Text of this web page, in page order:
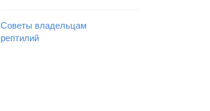
Советы владельцам
рептилий